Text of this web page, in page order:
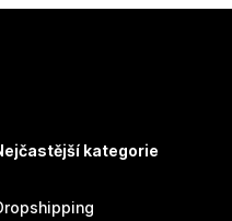
kategorie